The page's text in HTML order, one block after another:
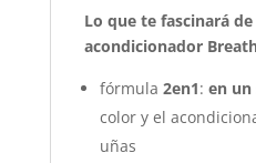
Lo que te fascinará
acondicionador
fórmula 2en1: en
color y el
uñas